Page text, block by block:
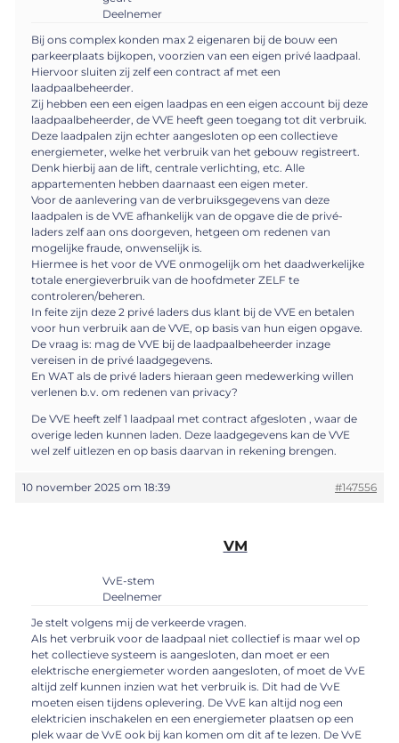
Deelnemer
Bij ons complex konden max 2 eigenaren bij de bouw een
parkeerplaats bijkopen, voorzien van een eigen privé laadpaal.
Hiervoor sluiten zij zelf een contract af met een
laadpaalbeheerder.
Zij hebben een een eigen laadpas en een eigen account bij deze
laadpaalbeheerder, de VVE heeft geen toegang tot dit verbruik.
Deze laadpalen zijn echter aangesloten op een collectieve
energiemeter, welke het verbruik van het gebouw registreert.
Denk hierbij aan de lift, centrale verlichting, etc. Alle
appartementen hebben daarnaast een eigen meter.
Voor de aanlevering van de verbruiksgegevens van deze
laadpalen is de VVE afhankelijk van de opgave die de privé-
laders zelf aan ons doorgeven, hetgeen om redenen van
mogelijke fraude, onwenselijk is.
Hiermee is het voor de VVE onmogelijk om het daadwerkelijke
totale energieverbruik van de hoofdmeter ZELF te
controleren/beheren.
In feite zijn deze 2 privé laders dus klant bij de VVE en betalen
voor hun verbruik aan de VVE, op basis van hun eigen opgave.
De vraag is: mag de VVE bij de laadpaalbeheerder inzage
vereisen in de privé laadgegevens.
En WAT als de privé laders hieraan geen medewerking willen
verlenen b.v. om redenen van privacy?
De VVE heeft zelf 1 laadpaal met contract afgesloten , waar de
overige leden kunnen laden. Deze laadgegevens kan de VVE
wel zelf uitlezen en op basis daarvan in rekening brengen.
10 november 2025 om 18:39 #147556
VM
VvE-stem
Deelnemer
Je stelt volgens mij de verkeerde vragen.
Als het verbruik voor de laadpaal niet collectief is maar wel op
het collectieve systeem is aangesloten, dan moet er een
elektrische energiemeter worden aangesloten, of moet de VvE
altijd zelf kunnen inzien wat het verbruik is. Dit had de VvE
moeten eisen tijdens oplevering. De VvE kan altijd nog een
elektricien inschakelen en een energiemeter plaatsen op een
plek waar de VvE ook bij kan komen om dit af te lezen. De VvE